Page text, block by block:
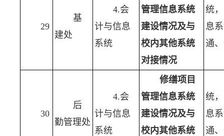
29
基
建处
4.会
计与信息
系统
管理信息系统
建设情况及与
校内其他系统
对接情况
统
息
通
30
后
勤管理处
4.会
计与信息
系统
修缮项目
管理信息系统
建设情况及与
校内其他系统
统
息
通